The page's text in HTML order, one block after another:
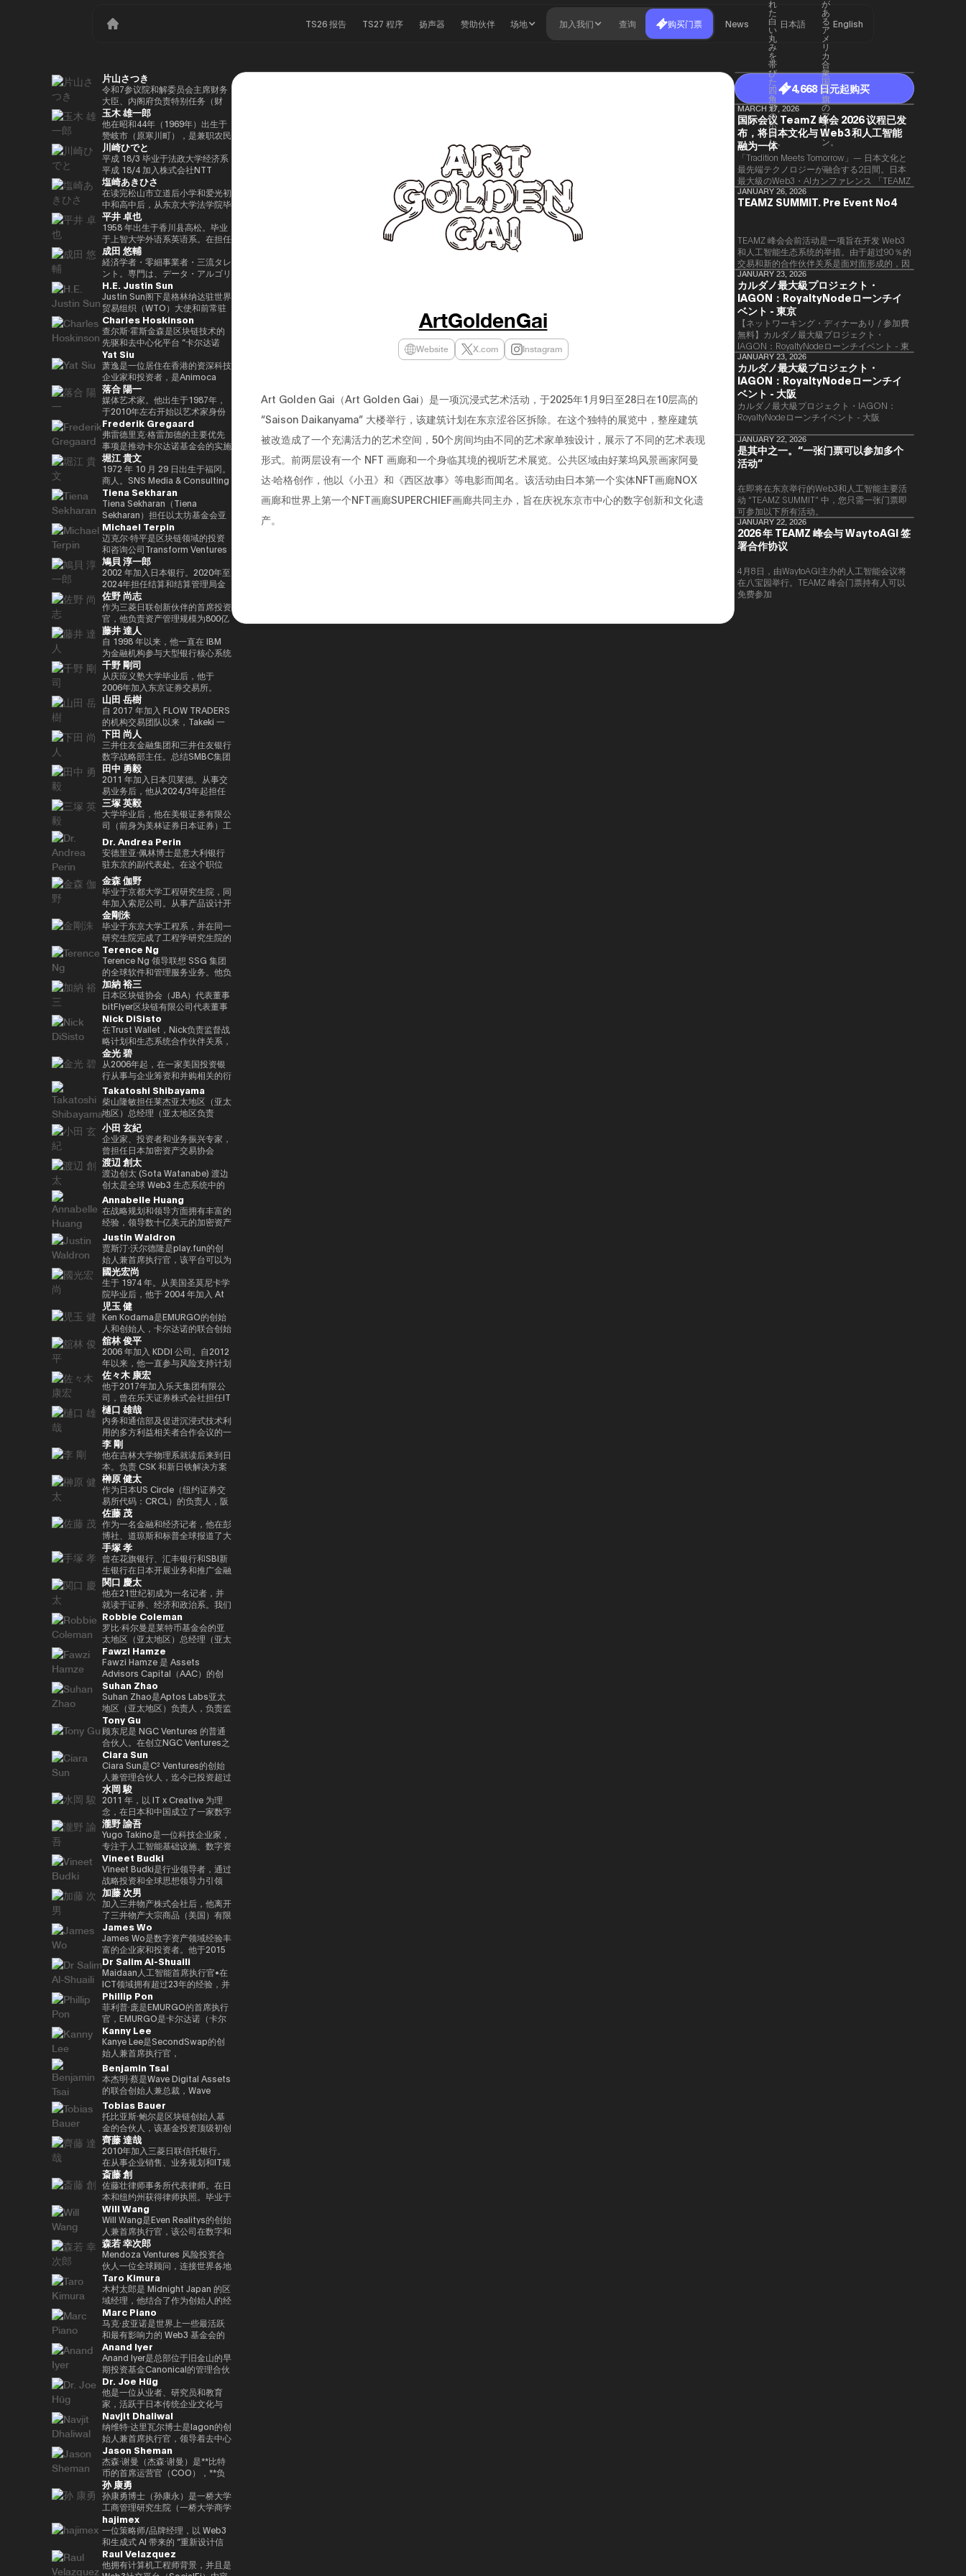
TS26 报告 TS27 程序 扬声器 赞助伙伴 场地 加入我们 查询 购买门票 News 日本語 English
片山さつき
令和7参议院和解委员会主席财务
大臣、内阁府负责特别任务（财
政）税收特别措施和补贴审查的部
长（高志内阁）
玉木 雄一郎
他在昭和44年（1969年）出生于
赞岐市（原寒川町），是兼职农民
的长子，他于昭和63（1988）毕
业于高松高中，平成5年（1993
年）毕业于东京大学法学院，同年
加入财政部 ※1 平成9年（1997
年），在平成完成哈佛大学研究生
院（肯尼迪学院）Isei
17（2005），正在竞选第 44 届
众议院选举。在获得70,177张选
票但以浪人身份失败了4年之后，
他在第45届众议院选举中获得了
109,863张选票，在平成
24（2012）第46届众议院选举中
获得79,153张选票，赢得第二个
任期，在平成26（2014）第47届
众议院选举中获得78,797张选
票，并在平成28（2016）民主党
竞选第三个任期进步党代表选举。
他被任命为该党代理秘书长，在平
成29年（2017年）的第48届众议
院选举中获得82,345张选票，并
当选第四任期（由香川县第二区希
望党正式批准），并竞选希望党联
合代表选举。希望党代表（11
月-）平成30年（2018年）全国民
主党联合代表（5月至9月）全国
民主党代表（9月〜）新国民民主
党通过令和2（2020）支部党成立
并成为代表（9月）（9月），在
令和3（2021）第49届众议院选
举的第49届众议院选举中获得
94,530张选票，当选为众议员到
目前为止，第 5 学期
2025.05.01。8月财政部（现为财
务部）在职1997/7至1999/6借调
至外务省（中东第一司）
20007/2001/6 金融厅证券交易监
督委员会 2001/7 至 2002/6 国税
厅大阪国税局总务科科长 2002/7
至 2005/6（负责特别任务的部长
官专家）2005/7 至 2005/8 财政
部首席审计局
川崎ひでと
平成 18/3 毕业于法政大学经济系
平成 18/4 加入株式会社NTT
DOCOMO 平成 29/8 众议院议员
川崎二郎秘书 玲和 3/10 在第 49
届众议院大选中首次当选 玲和
6/10 在第50届众议院大选中连任
玲和 6/11 内务通信国会副大臣
（第二届石原内阁） Reiwa 7/10
数字部长议会副部长、内阁府议会
副部长（第一届高中内阁） 玲和
8/2 数字部长议会副部长、内阁府
议会副部长（第二届高中内阁）
塩崎あきひさ
在读完松山市立道后小学和爱光初
中和高中后，从东京大学法学院毕
业后，他是长岛/小野/常松律师事
务所的合伙人律师。2021年，他
在众议院大选（爱媛县第一区）中
首次当选。前国会卫生、劳工和福
利部副部长。在党内，在经历过副
秘书长的经历后，他成为国会对策
委员会副主席。情报战略部、科
学、技术和创新战略部以及
AI/Web3小组委员会的秘书负责
人。
平井 卓也
1958 年出生于香川县高松。毕业
于上智大学外语系英语系。在担任
电通株式会社、西日本广播公司等
公司的总裁兼代表董事后，他在
2000年的第42届众议院选举中首
次当选。从那时起，他已经连续
10次当选。他先后担任过自民党
经济、工业和总务部主席、政治事
务研究委员会副主席、内阁府（负
责信息技术）大臣、国土、基础设
施、运输和旅游、内阁常务委员会
主席等职务，并以自民党信息技术
战略和特别任务委员会主席的身份
领导自民党的信息技术政策。平成
30/10年第四届安倍改组内阁中任
命了信息技术大臣和负责特殊任务
（科学和技术/知识产权战略/酷日
本战略/太空政策）的部长。负责
数字改革的部长在Reiwa 2的须贺
内阁中就职。第一任数字事务部长
在Reiwa 3就职。现任自民党公共
关系部主任兼数字社会促进部经
理。
成田 悠輔
経済学者・零細事業者・三流タレ
ント。専門は、データ・アルゴリ
ズム・ポエム・思想を組み合わせ
たビジネスと公共政策の想像とデ
ザイン。多分野の学術誌・学会に
研究を発表、多くの企業や自治体
と共同事業を行う。報道・討論・
お笑い・アート・ファッションな
ど多様な動画や雑誌の企画や出演
にも関わる。著書『22世紀の資
本主義：やがてお金は絶滅する』
『22世紀の民主主義：選挙はア
ルゴリズムになり、政治家はネコ
になる』、番組「成田悠輔と愛す
べき非生産性の世界」「夜明け前
のPLAYERS」「成田悠輔の聞か
れちゃいけない話」「walk」
「書く気がおきない」など。
H.E. Justin Sun
Justin Sun阁下是格林纳达驻世界
贸易组织（WTO）大使和前常驻
代表，世界领先的区块链和
DAOTRON的创始人，以及全球
最大的加密货币交易所之一HTX的
顾问。 他也被称为阿里巴巴创始
人马云培育的人，成为 2025/4 年
全球数字资产行业最著名和最有影
响力的人物之一，登上了《福布
斯》杂志的封面。 此外，它在国
际上获得了高度赞誉，例如多次入
选福布斯 “30岁以下30人（消费技
术部门）”。 2025/8 年，我登上
了 “蓝色起源 NS-34” 任务，并作
为世界上第 712 位宇航员前往太
空。 他的兴趣涵盖科技、投资、
艺术、慈善、游戏和太空探索。
Charles Hoskinson
查尔斯·霍斯金森是区块链技术的
先驱和去中心化平台 “卡尔达诺
（卡尔达诺）” 的创始人。他最初
是以太坊的联合创始人之一，在数
学逻辑和密码学方面有着深厚的背
景。卡尔达诺的特点是在学术研究
和同行评审的基础上开发的，旨在
促进金融普惠和智能合约。目前，
他以输入输出全球（IOG）首席执
行官的身份领导卡尔达诺的技术开
发。
Yat Siu
萧逸是一位居住在香港的资深科技
企业家和投资者，是Animoca
Brands的联合创始人兼执行主
席。Animoca Brands是区块链和
游戏领域的全球领导者，其使命是
为全球游戏玩家和互联网用户提供
数字产权。通过这样做，我们的目
标是实现一个更公平的数字框架，
这将有助于建立新的资产类别、边
玩边赚的经济和开放的元宇宙。
Yat 于 1990 年在德国雅达利开始
了他的职业生涯。1995年，他移
居香港，创立了香港
Cybercity/Freenation，这是亚
洲第一个免费网页和免费电子邮件
服务提供商。1998 年，他创立了
Outblaze，该公司被公认为多语
言白标网络服务的先驱。
Outblaze的消息业务于2009年被
出售给了IBM，然后Outblaze转
变为孵化器，旨在促进在数字娱乐
领域开发服务和产品的项目和公
司。Animoca Brands就是这样一
家孵化公司，它成立于2014年。
2017 年，我们建立了道尔顿学习
实验室，这是一个课后数字实验
室，旨在培养发散思维和设计思维
等技能，而这些技能在传统教育体
系中并不受到重视。他还是
ThinkBlaze的创始人，
ThinkBlaze是Outblaze的研究部
门，负责研究技术中具有社会意义
的问题。自2018年以来，Yat一直
是游戏行业使用区块链和NFT（不
可替代代币）的早期支持者。人们
认为，这将使游戏玩家能够真正拥
有游戏中的资产和数据，进而拥有
价值本身。Yat 对去中心化应用程
序和数字资产的潜力有了清晰的认
识，很快带领 Animoca Brands
在区块链、游戏、NFT 和开放的
元宇宙中占据了领导地位。
Animoca Brands已经开发了多个
以NFT为中心的子公司和产品组，
还投资了540多家区块链相关公
司，以建立世界上最大的区块链投
资组合之一。迄今为止，Yat先生
获得了许多荣誉，并被世界经济论
坛选为 “明日全球领袖” 之一，在
DHL/SCMP大奖中被选为 “年度青
年企业家”，并被Cointelegraph
评选为 “区块链行业值得关注的
100位人物”。此外，Yat先生是一
位接受过古典音乐正规培训的音乐
家，曾担任BAFTA（英国电影电
视艺术学院）的顾问委员会成员和
亚洲青年管弦乐团的董事会成员。
如有必要，可以准备更自然、更精
致的日语版本来介绍演讲者。
落合 陽一
媒体艺术家。他出生于1987年，
于2010年左右开始以艺术家身份
工作。她的作品以物化、转型和对
边界地区群众的钦佩为主题。筑波
大学/东京大学副教授，2025年日
本国际博览会（大阪/关西世博
会）主题项目制作人。写真集《渴
望弥撒（2019年阿曼那）》和
NFT作品《波浪的再数字化
（2021年基金会）》等获得了
2016年PrixarElectronica荣誉
奖、欧盟的StartsPrize和2019年
SXSWCreative
ExperienceArrowardsCreative
ExperienceArrowards。《阿波
罗》杂志40岁以下40位艺术与科
技，亚洲数字艺术奖卓越奖，以及
日本媒体艺术节艺术部评审委员会
推荐的许多作品。
Frederik Gregaard
弗雷德里克·格雷加德的主要优先
事项是推动卡尔达诺基金会的实施
战略，领导每项使命的整合和执
行，并实现快速价值创造，以使用
卡尔达诺实现包容性和公平的增
长。在加入基金会之前，他在瑞士
和斯堪的纳维亚国家工作了17年
以上，在专业服务和金融行业工
作，专注于资本市场、数字资产管
理、私人银行和交易基础设施。
堀江 貴文
1972 年 10 月 29 日出生于福冈。
商人。SNS Media & Consulting
Co., Ltd. 的创始人目前，他们活
跃于火箭开发、应用生产以及作为
预防医学促进协会对人们进行预防
医学教育等各个领域。会员制在线
沙龙 “堀江隆文创新大学（HIU）”
正在开发各种项目，拥有近700名
会员。
http://salon.horiemon.com 这
本书《如果你花钱，就用它来保护
自己的身体》。“CHATGPT 与
“没有未来工作的人”、“2035 年日
本堀右卫门在 10 年后对未来的完
整预测” 等
Tiena Sekharan
Tiena Sekharan（Tiena
Sekharan）担任以太坊基金会亚
太地区（APAC）地区机构负责
人，并通过促进企业领域的采用来
领导以太坊生态系统的发展。他的
职业生涯始于传统金融行业，曾担
任雷曼兄弟、法国巴黎银行和摩根
大通等重要职位。在加入以太坊基
金会之前，我属于摩根大通的区块
链部门KineXYS，负责推广摩根大
通硬币和代币化存款等产品。
Michael Terpin
迈克尔·特平是区块链领域的投资
和咨询公司Transform Ventures
的创始人兼首席执行官，同时也是
Supercycle Genesis Partners,
LP的首席执行官兼首席投资官
（CIO）。该基金是世界上第一个
专门研究比特币的算法加密资产对
冲基金，它建立了一个投资假设，
即比特币每个周期都以高价出售，
并以最低价格回购更多比特币。
Turpin是一位经验丰富的高管，作
为连续创业者和投资者活跃了超过
35年，并成功退出多次。基于这
一往绩，成立了位于波多黎各的家
族办公室Transform Capital。他
也被称为比特币的早期投资者和思
想领袖（思想领袖），他参与了包
括以太坊和泰达币在内的重大区块
链项目的初始营销和咨询。由于这
些成就，它被CNBC称为 “加密教
父（加密教父）”。BitAngels 于
2013 年共同创立，BitAngels
Fund 1 于 2014 年共同创立。该
基金以以太坊众筹中以每枚代币
30美分的价格投资100万美元而闻
名。图尔平也是2015年开发了 “比
特币四季模型（比特币的四季）”
的人，他于2024年由天马出版社
出版的《比特币超级周期》一书获
得了高度赞誉，并因准确预测
2024/11年初比特币的历史高点更
新而受到关注。在进入数字资产领
域之前，他创立了Market
Wire（现为GlobeNewsWire）。
该公司目前是阿波罗环球管理旗下
的一个业务部门，规模约为5亿美
元。此外，作为消费互联网早期营
销的先驱，他参与了数十个著名互
联网品牌的发展，首先是The
Motley Fool、America Online
Greenhouse和Earthlink的推出。
作为教育背景，她获得了纽约州立
大学布法罗分校的创意写作硕士学
位。他获得了雪城大学的两个学士
学位，自2000年以来，他还曾在
同一所大学担任著名的纽豪斯公共
传播学院的顾问委员会成员。此
外，Turpin被认为是波多黎各比特
币和加密资产社区的先驱，并于
2016年初获得了该领域的第一份
投资者优惠认证（《投资者法
令》）。
鳩貝 淳一郎
2002 年加入日本银行。2020年至
2024年担任结算和结算管理局金
融科技小组负责人。2024-2025
年，金融科技中心副主任兼数字货
币验证组负责人。他从 2025/7 年
起被借调，目前担任现任职务。自
2025/4以来，他一直是东京大学
经济学研究生院CARF的受邀研究
员。翻译内容包括 “比特币和区块
链：支持加密货币的技术”（NTT
Publishing）和 “掌握以太坊——
构建智能合约和去中心化应用程
序”（O'Reilly Japan）。合著了
《Web3的未解决问题》（日经英
国石油公司）和《13人对Web3加
密资产的未来预测》（朝日新闻出
版社）。
佐野 尚志
作为三菱日联创新伙伴的首席投资
官，他负责资产管理规模为800亿
日元的基金中的创业投资和业务发
展，主要是在日本、美国和亚洲。
在加入MUIP之前，他曾在独立风
险投资公司Global Brain参与国内
和国际创业投资和CVC管理。在
此之前，他在索尼担任品类经理，
经营海外业务，负责为技术投资和
合资设立以及零售能源业务等新业
务项目提供资金。
藤井 達人
自 1998 年以来，他一直在 IBM
为金融机构参与大型银行核心系统
开发和咨询服务。在微软工作后，
他参与了三菱日联金融集团的创新
业务并领导了DX项目。在AU
Financial Holdings担任执行官、
首席数字官和IT总经理以及微软的
业务执行官兼金融创新部门经理之
后，他目前担任现任职务。通用公
司协会 FINOVATORS 成立。
2021年被任命为日本区块链协会
理事。毕业于同志社大学，在东京
大学完成了第17次EMP。
千野 剛司
从庆应义塾大学毕业后，他于
2006年加入东京证券交易所。
2008年金融危机后，他参与了债
务违约管理流程改进项目，领导了
日本证券清算组织的场外衍生品
（信用违约互换和利率互换）结算
项目，并负责日本交易所集团清算
结算领域的业务规划。自2016年
以来，我一直在PWCJapan首席
执行官办公室（企业规划）支持领
导团队的战略讨论。2018/7年，
他加入了运营全球加密资产交易所
Kraken的Payward, Inc.（美
国），并为金融服务局的注册做出
了贡献。从2020/3年起，他就任
公司在日本的代表。2022/7 年，
他就任币安驻日本代表。完成了牛
津大学工商管理硕士（MBA）学
位。
山田 岳樹
自 2017 年加入 FLOW TRADERS
的机构交易团队以来，Takeki 一
直为机构投资者提供流动性服务，
通过大宗交易覆盖包括 ETF、国
际债券及数字资产在内的多种资产
类别，工作地点涵盖新加坡及香
港。 他同时负责日本业务的整体
发展，与日本国内的机构投资者、
ETF 发行方、交易平台、证券交
易所以及加密资产交易所保持密切
合作。 FLOW TRADERS 已连续
多年获得东京证券交易所颁发的
“最佳做市商”奖项。作为一家上市
公司，FLOW TRADERS 亦积极参
与包括现货加密资产及加密资产
ETF 在内的数字资产流动性提
供，致力于连接传统金融与数字资
产行业。
下田 尚人
三井住友金融集团和三井住友银行
数字战略部主任。总结SMBC集团
在数字资产方面的工作。日本银行
结算与结算服务局顾问，任期至
2025/6。结算与结算管理局利用
新技术（Project Agora等）参与
规划和推广先进的结算项目，以及
关于人工智能对金融系统的影响的
国际研究。他还参与了各种国际政
策讨论机构，例如国际清算银行结
算市场基础设施委员会
（CPMI）、七国集团数字支付专
家组（2023年联席主席）、金融
稳定委员会（FSB）创新网络和
BIS/中央银行CBDC小组。在日本
银行，他还先后担任过长崎分行经
理、香港办事处经理、金融机构局
国际科科长（负责巴塞尔监管）、
国际局规划师等职务。在财务省，
他作为国际组织司的规划官负责国
际金融（FATF、FSB等）。毕业
于一桥大学法学院。我在哈佛大学
攻读了计算机科学专业 AI。
田中 勇毅
2011 年加入日本贝莱德。从事交
易业务后，他从2024/3年起担任
贝莱德全球市场经理，负责监督交
易、证券借贷和现金管理。他还曾
在日本的数字战略领域工作。自
2025 年 1 月起，他还担任全球产
品解决方案部，负责监督同一部门
的过渡管理。
三塚 英毅
大学毕业后，他在美银证券有限公
司（前身为美林证券日本证券）工
作，在法国巴黎银行证券有限公司
担任多个职位后，他成为全球市场
管理部的首席运营官。在Web3公
司Animoca Brands Co., Ltd.成
立时担任首席运营官后，他自
2024/3年以来一直担任现任职
务。
Dr. Andrea Perin
安德里亚·佩林博士是意大利银行
驻东京的副代表处。在这个职位
上，我负责日本、韩国、台湾、澳
大利亚和新西兰的经济政策讨论和
宏观经济和金融趋势的分析。我们
还努力通过与当地金融和监管机
构、机构投资者和商界的对话，增
进对意大利经济的理解，进一步加
强两国之间的经济和金融关系。他
在中央银行、银行监管机构以及包
括欧洲中央银行（ECB）和欧洲投
资银行（EIB）在内的国际金融机
构拥有超过15年的经验，在金融
监管、治理和合规方面拥有深厚的
专业知识。我获得了罗马托尔维加
塔大学关于健全监管和监管机构制
裁权限的法学博士学位。
金森 伽野
毕业于京都大学工程研究生院，同
年加入索尼公司。从事产品设计开
发、产品策划和营销工作。之后，
我以互联网证券和经验丰富的客户
体验、CX策略推广等方式推出了
一项新的金融科技业务。于2022
年加入索尼银行，目前正在以索尼
银行DX业务规划经理的身份推广
与Web3相关的新业务规划。
金剛洙
毕业于东京大学工程系，并在同一
研究生院完成了工程学研究生院的
课程。加入花旗证券有限公司，从
事日本政府债券和利率衍生品的交
易业务。之后，他加入了松尾实验
室株式会社，一直负责机器学习项
目的规划、PoC 和开发。他于
2022年就任公司董事，还成立了
一个专门研究生成式人工智能的新
风险投资基金。
Terence Ng
Terence Ng 领导联想 SSG 集团
的全球软件和管理服务业务。他负
责推动战略性微软云解决方案提供
商 (CSP) 计划，并与微软合作推
进整体相关服务解决方案。他在安
全、软件、云和人工智能生态系统
领域领导全球市场的重要战略合作
伙伴关系和销售。 自2011年加入
联想以来，Terence Ng领导了联
想与安全、娱乐、电子商务和金融
科技等领域的领先互联网公司的全
球合作伙伴关系。它还促进了
AR/VR的战略合作伙伴关系。
Terence Ng 在索尼电子、惠普、
Navteq 公司和诺基亚等领先科技
品牌的营销、产品开发和业务开发
方面拥有 20 多年的经验。他在技
术行业的领先业务战略方面有着良
好的记录。 Terence Ng 拥有新加
坡南洋理工大学的商业研究学士学
位。他目前居住在新加坡，是区块
链和人工智能技术的狂热粉丝。
加納 裕三
日本区块链协会（JBA）代表董事
bitFlyer区块链有限公司代表董事
高盛证券有限公司等，他在
2014/1年共同创立了bitFlyer有限
公司。 自bitFlyer成立以来，它一
直在努力就国内法律的修订提出建
议，制定自我监管规则等，并先后
担任加密资产（虚拟货币）交易公
司bitFlyer USA, Inc.的首席执行官
和bitFlyer EUROPE S.A.的董事
长，从全球角度为加密资产（虚拟
货币）交易所行业的发展做出了贡
献。目前，除了担任成立于
2019/5年的bitFlyer区块链有限公
司的代表董事外，他还担任日本区
块链协会（JBA）的代表董事、一
般注册协会日本元界顾问、
ISO/TC307全国审议委员会代表
委员会成员和国防部意见领袖。
他们还以专家身份参加了2018年
七国集团就业创新部长级会议、
2019年G20/V20虚拟资产服务提
供商峰会以及由内阁秘书处主办的
公私数据利用促进基本计划执行委
员会等，并雄心勃勃地致力于
web3行业的发展。
Nick DiSisto
在Trust Wallet，Nick负责监督战
略计划和生态系统合作伙伴关系，
这些举措和生态系统合作伙伴关系
对该平台的增长和用户体验至关重
要。 他的努力涵盖了广泛的重要
领域，例如DeFi合作伙伴关系、
法定货币开/关通道、MEV（最大
提取价值）措施和核心基础设施合
作伙伴关系，旨在为全球数百万用
户提供更易于使用、安全和可扩展
的加密资产。Nick 正在用户体验
和区块链技术的交叉点推动创新，
同时与产品、安全、工程和营销等
各个部门密切合作。Nick 专注于
“将代码转化为现实世界的价值”，
正在将自托管钱包发展为下一代金
融基础设施方面发挥作用，并正在
塑造其未来。
金光 碧
从2006年起，在一家美国投资银
行从事与企业筹资和并购相关的衍
生结构设计工作达10年。2016年
加入bitFlyer有限公司后，他曾担
任首席财务官和公关，负责与金融
监管相关的系统开发。自2022年
以来，他一直负责新业务，目前是
集团首席采购官。从2025年起担
任Custodiem有限公司的董事，
他推动了国内加密资产ETF的形成
项目等。
Takatoshi Shibayama
柴山隆敏担任莱杰亚太地区（亚太
地区）总经理（亚太地区负责
人）。它监督为Web3行业和机构
投资者提供数字资产安全解决方案
的情况。到目前为止，他作为分析
师和投资者一直活跃在企业振兴和
不良投资领域超过17年。在摩根
大通和高盛等投资银行开始职业生
涯后，他加入了美国对冲基金戴维
森·肯普纳资本管理公司。之后，
他与他人共同创立了总部位于新加
坡的投资基金3D Investment
Partners。此外，在为数字资产提
供抵押管理和托管服务的
Copper，他曾担任亚太地区收入
经理（亚太区收入主管），并领导
了公司在亚太地区的业务增长。
小田 玄紀
企业家、投资者和业务振兴专家，
曾担任日本加密资产交易协会
（JVCEA）的代表董事（主
席）、SBI Holdings的董事总经
理和Bitpoint Japan Co., Ltd的
代表董事。自2001年成立自己的
公司以来，我们已经开展了各种业
务。2016年，他创立了加密货币
交易所Bitpoint并成为其首席执行
官。2019年，他被世界经济论坛
选为全球青年领袖。
渡辺 創太
渡边创太 (Sota Watanabe) 渡边
创太是全球 Web3 生态系统中的
先驱力量，也是日本最具影响力的
科技企业家之一。作为 Startale
Group 的创始人兼 CEO，渡边致
力于构建去中心化互联网的基础设
施，其核心使命是“将世界带入链
上（bringing the world
onchain）”。 渡边因领导日本最
大的公共区块链 Astar Network
而声名鹊起，该网络已成为日本
Web3 基础设施的基石。渡边职业
生涯的一个重要里程碑是与索尼集
团合作，通过 Sony Block
Solutions Labs 共同开发了以太
坊二层（Layer-2）区块链——
Soneium。这一举措将日本的区
块链技术定位在消费娱乐、人工智
能和大众普及的交汇点。 在代币
化数字资产和现实世界金融领域，
渡边主导了与 SBI Holdings 的战
略合作伙伴关系，以推进创新基础
设施建设，其中包括完全合规的日
元稳定币，以及针对代币化股票和
现实世界资产（RWA）优化的区
块链开发。
Annabelle Huang
在战略规划和领导方面拥有丰富的
经验，领导数十亿美元的加密资产
平台
Justin Waldron
贾斯汀·沃尔德隆是play.fun的创
始人兼首席执行官，该平台可以为
每款游戏提供即时的真实奖励。此
外，除了作为Playco的联合创始
人兼总裁外，我们还投资于有前途
的日本初创企业，这些初创公司有
望作为涩谷区政府发起的涩谷创业
支持计划的顾问以及X&KSK的合
作伙伴。 他还以天使投资者的身
份活跃，投资了60多家公司，尤
其以Zynga的联合创始人而闻名。
2021年，它被《商业内幕》选为
“前100名种子投资者” 之一。
國光宏尚
生于 1974 年。从美国圣莫尼卡学
院毕业后，他于 2004 年加入 At
Movie Co., Ltd.同年，他就任导
演，负责制作电影和电视剧以及开
展新业务。龟尾株式会社成立于
2007年，担任总裁兼首席执行官
一职。他于2021年从公司退休，
成为金融家有限公司的代表董事兼
首席执行官，该公司于2019年与
ThirdVerse有限公司共同成立。
他的书是《元界与网络3》（MDN
公司）。
児玉 健
Ken Kodama是EMURGO的创始
人和创始人，卡尔达诺的联合创始
人之一，也是世界领先的区块链平
台之一。凭借在加密货币和区块链
领域超过十年的经验，他通过深厚
的专业知识和长期愿景考虑了该行
业的发展。他的使命是通过区块链
技术重新定义信任和价值的概念，
加速实现下一代金融创新。Ken总
部设在新加坡，领导EMURGO考
虑发展全球金融价值链，并考虑加
入专注于技术和创新投资的风险投
资基金Taisu Ventures的投资委
员会。
舘林 俊平
2006 年加入 KDDI 公司。自2012
年以来，他一直参与风险支持计划
KDDI_Labo、风险投资基金和
KDDI开放创新基金，主要负责体
育、娱乐、XR和Web3领域的投
资和联盟。自2025/4以来，他一
直担任现任职务。
佐々木 康宏
他于2017年加入乐天集团有限公
司，曾在乐天证券株式会社担任IT
部门经理兼金融科技部副总经理，
自2018/9以来一直担任该公司的
现任职务。目前，正在推广各种措
施，以帮助提高整个国内加密资产
行业的安全水平。毕业于东京工业
大学研究生院。
樋口 雄哉
内务和通信部及促进沉浸式技术利
用的多方利益相关者合作会议的一
名成员在大学毕业后在一家信用卡
公司找到了一份工作。我在 2006
年转到了雅虎，在制定业务战略和
负责媒体和广告领域的支付/银行
服务方面积累了丰富的经验。他被
借调到日本网络银行（现为
PayPay银行），启动了商业金融
服务，并从事企业管理和营销业
务。他还负责Megabank和雅虎之
间的数字营销子公司（JV）的董
事。之后，他在DeNA和
MobilityTechnologies（现为
GO）从事MaaS业务，并参与了
GO的发布阶段。实施了多个项目
负责人。2021年加入NEC后，他
负责新的数字服务业务，例如
web3、生物识别、元宇宙和秘密
计算。
李 剛
他在吉林大学物理系就读后来到日
本。负责 CSK 和新日铁解决方案
的思科网络的设计和建设。2009
年，他创立了网星并担任总裁兼首
席执行官一职。自成立以来，它一
直专注于国际通信网关业务，并一
直在利用支付x技术的力量进行市
场创造和行为创新。
榊原 健太
作为日本US Circle（纽约证券交
易所代码：CRCL）的负责人，阪
木原健太负责监督日本的业务战略
和市场发展。它促进了国内合作伙
伴关系的建设和生态系统的扩展，
并领导了USDC的国内扩张，这是
日本新监管框架下批准的第一个稳
定币。在加入 Circle 之前，他曾
在 Google Payments 担任合作
伙伴关系和业务发展方面的领导职
务。他促进了与代表日本的支付和
金融科技公司的战略联盟，除了负
责产品合作和市场战略规划外，他
还领导了澳大利亚和新西兰的市场
发布。此外，它领导了日本金融科
技公司的收购和采购经理人指数
（收购后整合），为加强谷歌在金
融科技领域的影响力做出了贡献。
在此之前，他负责监督美洲的全球
现金管理平台，并在三井住友银行
和JRI America（纽约）向巴西市
场扩张。他在传统金融和技术方面
拥有丰富的经验。获得欧洲工商管
理学院工商管理硕士学位。毕业于
南山大学政策管理学院。
佐藤 茂
作为一名金融和经济记者，他在彭
博社、道琼斯和标普全球报道了大
约18年的金融市场和大宗商品领
域。他作为日本CoinDesk的创始
成员参与了此次发布会，并担任了
4年的主编。他于2025/1年加入日
本超级队，担任业务发展支持经
理，自2026/1年以来一直担任现
任职务。
手塚 孝
曾在花旗银行、汇丰银行和SBI新
生银行在日本开展业务和推广金融
IT项目。之后，他监督了谷歌日本
的销售，并以字节跳动
（TikTok）副总裁的身份领导了
日本的业务增长。目前，作为
Startale Japan的首席执行官兼首
席执行官，他正在促进在日本市场
商业中使用区块链技术。
関口 慶太
他在21世纪初成为一名记者，并
就读于证券、经济和政治系。我们
与Kabutocho、Kasumigaseki和
Nagatacho一起从多角度报道金
融和市场。自 2020 年起担任金融
科技编辑。自25年起担任《日经
财经》副主编。合著了《加密货币
泡沫》和《NFT 教科书》。
Robbie Coleman
罗比·科尔曼是莱特币基金会的亚
太地区（亚太地区）总经理（亚太
地区负责人）。自2017年以来，
该非营利组织一直专注于莱特币
（LTC）的推广、开发和生态系统
的发展。Robbie在数字资产/加密
资产（加密）领域工作了11年，
并支持了全球交易所、钱包、隐私
工具以及莱特币基金会活动之外的
各种项目的建立、共同创立和启
动。作为亚太区总经理，Robbie
负责与该地区的机构投资者、监管
机构和政府建立关系并扩大莱特币
的影响力。此外，他还代表莱特币
出席会议、峰会和媒体，除了在工
作量证明峰会、AusCrypto、区
块链中心和莱特币峰会上发表主题
演讲外，他还出现在CIS、Token
2049等的炉边和小组讨论会上。
此外，在Web3邻近区域，他共同
创立了马来西亚新银行（收购）和
电子钱包。此外，他还曾在多家初
创企业担任金融科技、医疗技术、
人工智能企业等战略顾问的重要职
务。
Fawzi Hamze
Fawzi Hamze 是 Assets
Advisors Capital（AAC）的创
始人兼董事长。AAC 是一家国际
投资与咨询控股集团，在东京与阿
联酋之间开展业务。AAC 负责管
理一系列专业机构的投资组合，业
务涵盖房地产投资、金融咨询、数
字资产基础设施以及科技创业项
目，致力于为希望在亚洲和海湾地
区获得结构化投资机会的国际投资
者和机构提供支持。 Hamze 在国
际金融和跨境交易领域拥有超过
15年的经验，与参与全球资本配
置和战略投资项目的私人投资者、
家族办公室以及机构合作伙伴保持
密切合作。 他的工作重点在于传
统资本市场与新兴数字基础设施的
融合，包括现实世界资产
（RWA）框架、基于区块链的投
资平台，以及机构进入不断发展的
Web3 生态系统的通道。 Hamze
还经常参与国际金融科技和 Web3
领域的讨论，围绕全球资本市场未
来架构以及区块链技术如何融入受
监管的金融体系发表见解。
Suhan Zhao
Suhan Zhao是Aptos Labs亚太
地区（亚太地区）负责人，负责监
督Aptos的区域战略、业务增长和
战略合作伙伴关系，Aptos是一款
面向机构投资者的高性能公共第一
层区块链。在加入Aptos Labs之
前，他在Ripple Labs领导了亚太
地区的重大战略合作伙伴关系和市
场网络扩张，并在与金融机构、银
行和企业公司密切合作的同时，促
进了区块链的社会实施和传播。在
他职业生涯的早期，他曾在摩根大
通和标普环球工作，并在新加坡和
伦敦积累了企业银行和大宗商品市
场的专业知识。
Tony Gu
顾东尼是 NGC Ventures 的普通
合伙人。在创立NGC Ventures之
前，他是跨境收购咨询公司
Rhodium Capital的普通合伙
人。Tony专注于北亚国家的大规
模收购交易，并在科技、金融服务
和消费领域完成了多笔交易，总交
易额超过10亿美元。
Ciara Sun
Ciara Sun是C² Ventures的创始
人兼管理合伙人，迄今已投资超过
150万美元，专注于帮助开发人员
构建和扩展下一代Web3应用程
序。在成立C² Ventures之前，他
曾担任火币集团副总裁，负责监督
全球业务发展、全球市场、机构投
资者部门、合作伙伴关系、区块链
项目上市、孵化和投资部门。作为
区块链领域的领先女性领导者，
Ciara受邀参加世界各地的活动。
她在推特上拥有超过20万粉丝，
她被描述为 “来自亚洲的全球女性
加密货币领袖”。她还是性别平等
的坚定支持者，并成立了非政府组
织 “Women Who Crypto”。
水岡 駿
2011 年，以 IT x Creative 为理
念，在日本和中国成立了一家数字
营销机构。2017年，他与他人共
同创立了定制手表制造商
UNDONE JAPAN。被任命为总裁
兼首席执行官。他还担任多家公司
的技术顾问。 2019/11 年，
UPBOND Co., Ltd. 成立。被任命
为总裁兼首席执行官。该公司提供
了一款Web3钱包 “UPBOND钱
包”，它实现了消费者可以轻松使
用的用户界面/用户体验。此外，
我们正在与在知识产权行业、建筑
行业、零售行业等领域开展先进举
措的大型公司认真推进一项利用
Web3 的共同创造项目。
瀧野 諭吾
Yugo Takino是一位科技企业家，
专注于人工智能基础设施、数字资
产和下一代金融系统的融合领域。
2025/6年，我就任艾尔有限公司
（东京证券交易所：2334）的总
裁兼首席执行官。目前，该公司正
在发展成为一个以人工智能计算基
础设施和加密原生金融服务为中心
的技术平台。此外，我们正在推广
人工智能时代的新金融平台 “Neo
Crypto Bank” 的概念，我们的目
标是整合加密资产资金管理、贷款
基础设施和可编程金融应用程序。
展望人工智能代理参与经济活动的
未来，我们正在努力建立基于区块
链的下一代金融基础设施。
Vineet Budki
Vineet Budki是行业领导者，通过
战略投资和全球思想领导力引领
Web3行业的增长。 作为专门从事
1亿美元加密资产的基金Sigma
Capital的首席执行官，他设定了
在对去中心化生态系统的坚定承诺
下，在3年内投资100多家区块链
初创公司的目标。到目前为止，投
资组合包括300多个项目，包括
Mysten Labs（Sui）、Gunzilla
和Peaq Network，这些项目显示
了对变革性技术的敏锐见解。除了
提供资金外，Budki还是一位享誉
全球的演讲者，曾在世界经济论坛
和币安区块链周等国际活动中登
台。他对市场趋势和区块链传播的
看法引起了《泰晤士报》、
《CoinDesk》和《中东企业家》
等主要媒体的关注。此外，通过社
交媒体上的积极沟通，其影响力进
一步扩大。它强调Web3的长期潜
力，而不是短期利润，并正在促进
对重新定义世界应有方式的初创企
业的投资。 基于 “Web3 是未来”
的坚定信念，Budki 是去中心化技
术发展的重要推动力。**Vineet
Budki（Vineet Budki）**是一位
行业代表，他通过战略投资和全球
思想领导力推动Web3领域的增
长。 作为专门从事1亿美元加密资
产的基金Sigma Capital的首席执
行官，他设定了在对去中心化生态
系统的坚定承诺下，在3年内投资
100多家区块链初创公司的目标。
到目前为止，投资组合包括300多
个项目，包括Mysten
Labs（Sui）、Gunzilla和Peaq
Network，这些项目显示了对变
革性技术的敏锐见解。除了提供资
金外，Budki还是一位享誉全球的
演讲者，曾在世界经济论坛和币安
区块链周等国际活动中登台。他对
市场趋势和区块链传播的看法引起
了《泰晤士报》、《CoinDesk》
和《中东企业家》等主要媒体的关
注。此外，通过社交媒体上的积极
沟通，其影响力进一步扩大。它强
调Web3的长期潜力，而不是短期
利润，并正在促进对重新定义世界
应有方式的初创企业的投资。 基
于 “Web3 是未来” 的坚定信念，
Budki 是去中心化技术发展的重要
推动力。
加藤 次男
加入三井物产株式会社后，他离开
了三井物产大宗商品（美国）有限
公司首席执行官、英国三井物产大
宗商品有限公司首席运营官、三井
物产总部产品市场经理、数字资产
市场专职总监。数字大宗商品总裁
兼首席执行官，三井物产株式会社
企业发展部主任，于2023/12年离
开三井物产株式会社，目前担任现
任职务。熟悉全球大宗商品交易。
James Wo
James Wo是数字资产领域经验丰
富的企业家和投资者。他于2015
年创立了DFG，管理的资产超过
10亿美元。他还是Ledger、
Coinlist、Circle和ChainSafe等
公司的早期投资者。它也被称为
Polkadot和Kusama Network的
早期投资者和支持者，并通过资本
分配、捐赠和对平行链拍卖的积极
支持，继续为生态系统做出重大贡
献。
Dr Salim Al-Shuaili
Maidaan人工智能首席执行官•在
ICT领域拥有超过23年的经验，并
获得了ICT（AI/DX）领域的博士
学位（PhD）•全球人工智能大使
（责任人工智能全球理事会/美
国）•国际全球ICT联合会
（IFCGICT/美国/美国）专业会员
•国际电联认证人工智能审计师
（注册人工智能审计师）•世界人
工智能理事会（加拿大）认证首席
人工智能官（首席人工智能官）)
• 海湾学院董事会（董事会）成员
• 阿曼商会数字经济和人工智能委
员会成员 • GCC（海湾合作）会
议）人工智能项目和人工智能国际
奖评审团成员 • 大学和学术顾问委
员会成员（SQU、AOU、索哈尔
大学）• 在全球首席信息官峰会
（泰国，2022年）上获得数字化
转型激励奖 • 全球首席信息官峰会
（阿塞拜疆，于（2023 年）获得
影响力开拓者奖 • 参与国家级人工
智能项目并促进技术本地化 • 提供
有关人工智能和数据 DX 的专业培
训 • 领导并参与了多个项目与电子
政务、数字化转型、人工有关情报
和第四次工业革命（采矿、智慧城
市、医疗保健、教育、旅游、农
业、物流/运输、风险和危机管
理、媒体领域）• 参加了各种国际
和国内会议、峰会、研讨会和活动
• 作为作者参与研究论文、书籍、
杂志和媒体节目
Phillip Pon
菲利普·庞是EMURGO的首席执行
官，EMURGO是卡尔达诺（卡尔
达诺）区块链的联合创始组织之
一。EMURGO正在促进区块链技
术和资产代币化的商业传播。作为
首席执行官，Philip负责监督
EMURGO的总体战略方向和全球
运营，并领导通过投资、合作伙伴
关系和基础设施开发将传统金融与
区块链连接起来的工作。
Kanny Lee
Kanye Lee是SecondSwap的创
始人兼首席执行官，
SecondSwap是一个去中心化市
场，可以对锁定代币和流动性较低
的资产进行二次交易。 作为首席
执行官，坎耶先生监督
SecondSwap战略愿景和产品开
发的执行，并正在促进创新，以增
加Web3市场的可持续流动性和可
及性。
Benjamin Tsai
本杰明·蔡是Wave Digital Assets
的联合创始人兼总裁，Wave
Digital Assets是一家在美国证券
交易委员会（SEC）注册的数字资
产管理公司。他负责监督公司的产
品开发和交易。他会说三种语言，
母语是虚拟货币，也是传统金融领
域的资深人士。Ben在新加坡美林
大宗商品公司拥有超过15年的高
级领导经验，并曾担任该公司的首
席执行官。此外，在Alliance
Bernstein，他负责监督东京、香
港、新加坡、首尔和台北的盈利分
销团队，领导业务战略。Ben曾投
资并指导过南加州的早期创业公
司。他拥有多个证券执照，并获得
了加州大学伯克利分校的工程学士
学位和加州大学洛杉矶分校安德森
管理学院的工商管理硕士学位。我
目前在同一所大学教授加密货币金
融。
Tobias Bauer
托比亚斯·鲍尔是区块链创始人基
金的合伙人，该基金投资顶级初创
公司并建立企业。他是500家初创
公司、APX、PlugandPlay、纽约
NUMA和Alchemist Accelerator
的创业导师，也是Republic的风
险合伙人。他曾在Chin
Accelerator的投资团队工作，
Chin Accelerator是SOSV在中国
运营的全球精英加速器项目，管理
的资产管理规模超过9.07亿美元。
此外，他在泰国为德国政府工作，
并作为NSTF招聘会的共同组织者
帮助学生建立职业生涯，该博览会
吸引了110万名参观者。过去，我
曾在9个国家的15个城市生活过，
并且精通中文、英语和德语。
Tobias以优异成绩获得了新加坡
国立大学和清华大学的管理学硕士
+CEMS管理硕士学位，以及因斯
布鲁克管理中心和西南财经大学的
管理和法律学士学位。
齊藤 達哉
2010年加入三菱日联信托银行。
在从事企业销售、业务规划和IT规
划之后，金融科技促进办公室于
2016年成立，是三菱日联信托银
行数字战略规划和推广的第一位负
责人。作为 “连续内部企业家（连
续内部企业家）”，他将推出一个
信息银行平台 “Dprime”、一个数
字证券平台 “Progmat”、一个稳
定币平台 “Progmat Coin”、一个
功能性的NFT平台 “Progmat
UT”，以及一个有许多组织成员的
“数字资产共同创造联盟”。2022
年，宣布通过多家金融机构、交易
所和软件公司的投资，数字资产基
础设施业务将成为一家独立公司，
并于2023/10年度成为该公司的代
表。8项专利注册。
斎藤 創
佐藤壮律师事务所代表律师。在日
本和纽约州获得律师执照。毕业于
东京大学法学院和纽约大学法学
院。在西村朝日律师事务所主要从
事金融领域（证券化、基金、衍生
品等）业务之后，目前的办公室于
2015年独立成立。它专门研究
Web3、金融科技、元界和初创公
司。他的书包括《NFT 教科书》
和《提前阅读！元界和非同质化代
币” 等。他曾担任日本区块链协会
顾问、日本STO协会审计师、日
本元界综合公司协会审计师、金融
科技协会资本市场部秘书处、
HashPort审计师和前bitFlyer外部
董事。《海外钱伯斯亚太》、《最
佳律师律师》和《Legal500》均
被评为日本金融科技律师。
Will Wang
Will Wang是Even Realitys的创始
人兼首席执行官，该公司在数字和
物理世界交汇的领域开发下一代显
示型智能眼镜。成立于 2023 年，
Even Reality “技术不应走到最前
沿；它应该悄悄地支持人们的日常
生活。” 它基于以人为中心（以人
为中心）的理念。这一理念也反映
在广受好评的 Even G1 和 G2 显
示屏智能眼镜的设计中。 在这些
产品中，人工智能是实时工作的，
自然会支持重要的对话，创造人们
可以阐明想法、自信地沟通以及专
注于工作和日常生活中的 “当下”
的体验。
森若 幸次郎
Mendoza Ventures 风险投资合
伙人一位全球顾问，连接世界各地
的家族办公室、风险投资公司和科
技公司，以促进下一代人工智能和
Web3 创新。他是门多萨风险投资
公司的风险合伙人，该公司投资于
位于波士顿和旧金山的人工智能、
金融科技和网络安全领域，还担任
总部位于瑞士和非洲的专门从事人
工智能和Web3领域的风险投资公
司CV VC的顾问。目前，他参与
支持全球10多家公司的风险投
资。此外，他还担任联合国：
Block（拉脱维亚）、WAIB摩纳
哥峰会（摩纳哥）、VI3NNA 大会
（奥地利）、世界风险论坛（奥地
利）等区块链和创新领域的国际会
议的大使，并参与连接世界各地创
业生态系统的活动。在2013年完
成哈佛商学院（PLD）学业后，他
获得了研究生资格。
Taro Kimura
木村太郎是 Midnight Japan 的区
域经理，他结合了作为创始人的经
验、企业进入市场 (GTM) 领导层
和国际业务经验。目前，他负责监
督Midnight在日本市场的战略，
并正在促进GTM、企业协作、社
区发展和生态系统传播。在迄今为
止的职业生涯中，我积累了在快速
成长的初创公司和跨国公司的经
验。作为 Mycel 的联合创始人，
他领导了全球 GTM、合作伙伴关
系、投资者支持和下一代互操作性
基础设施协议的运营。在进入
Web3 行业之前，他曾在
LinkedIn 担任全球企业销售总
监，与日本主要跨国公司建立战略
合作伙伴关系，并推动大规模的
SaaS 实施项目。它还参与了生态
系统的发展，例如dYdX、SEI、
EclipseFi和Umi Network。我出
生在日本，在印度尼西亚长大，会
说三种语言：英语、日语和印尼
语。从上智大学毕业后，她在
NTT Communications从事全球
网络运营工作，然后将自己的职业
Marc Piano
马克·皮亚诺是世界上一些最活跃
和最有影响力的 Web3 基金会的
独立董事（独立唱片总监）和顾
问。在数字资产生态系统的顶层，
值得信赖的是，它可以监督治理、
合规和长期可持续性。Marc 的职
业生涯以法律为基础，此前曾在一
家大型离岸律师事务所担任法律顾
问（法律顾问），并积极担任该公
司全球 Web3 业务的核心设计
师。作为该领域的权威，它受到主
要法律目录的高度重视。凭借如此
扎实的法律界背景和多年的一线咨
询经验，Marc拥有罕见的监管策
略师和董事会级州长的双重职位。
Marc的专业知识也得到了他对行
业知识基础的重大贡献的支持。除
了为英格兰和威尔士律师协会（英
格兰和威尔士律师协会）（2020-
2023）共同创立了 “区块链法律事
务/监管指南”（2020-2023）外，
他还为英属维尔京群岛 “信托和基
Anand Iyer
Anand Iyer是总部位于旧金山的早
期投资基金Canonical的管理合伙
人，专注于投资人工智能、机器人
和加密资产等前沿技术。艾尔是一
位在硅谷拥有多年经验的资深人
士。他的职业生涯始于 2005 年在
微软担任产品经理，然后创立了
Trusted。该公司于2018年被上
市公司Care收购。之后，他们加
入了光速，并作为风险合伙人参与
了Phantom、Alchemy、
Arbitrum和Mysten等区块链相关
公司。作为教育背景，他获得了普
渡大学的计算机工程学位。
Dr. Joe Hüg
他是一位从业者、研究员和教育
家，活跃于日本传统企业文化与
Web3 和 AI 等尖端技术交汇的领
域。在信息管理创新专业大学
（IU）担任创业实践教授期间，作
为TEDxInnovationU的首席组织
者和被许可人，她还促进跨代和跨
领域的知识共享。通过为三菱和富
士通等跨国公司提供咨询经验，积
累有关企业创新和数字化转型
（DX）的实用知识。从中小型企
业到大型企业，我们提供了支持，
在利用我们的文化优势的同时，战
略性地引入新技术。此外，通过在
创始人研究所和Techstars等国际
加速器的指导经验，他还在连接日
Navjit Dhaliwal
纳维特·达里瓦尔博士是Iagon的创
始人兼首席执行官，领导着去中心
化云服务行业。达里瓦尔博士拥有
创立和经营多家成功公司的经验，
例如Mjösa Tannklinikk、Arbo
Lab AS和CanPol AS，是一位久
经考验的连续创业者。我曾就读于
波兹南医科大学和麦克马斯特大
学，并获得了牙科博士（博士学
位）和医学学士学位。
Jason Sheman
杰森·谢曼（杰森·谢曼）是**比特
币的首席运营官（COO），**负
责监督代表加密资产行业的消费平
台的整体全球运营。他在公司工作
了8年以上，支持亚洲、中东、欧
洲和美国等地区的业务扩张，并在
Bitcoin.com的国际增长中发挥了
重要作用。杰森曾参与总部设在东
京的Bitcoin.com成立之初，他顺
应了公司的发展，领导了向目前全
孙 康勇
孙康勇博士（孙康永）是一桥大学
工商管理研究生院（一桥大学商学
院，ICS）的副教授，该学院是日
本领先的全球管理教育机构之一。
**明尼苏达大学卡尔森管理学院战
略管理（战略管理）博士（博士）
检索到**。研究和教育领域侧重于
hajimex
一位策略师/品牌经理，以 Web3
和生成式 AI 带来的 “重新设计信
任、价值和智能” 为主题，探索技
术与社会结构的交汇点。作为涩谷
Raul Velazquez
他拥有计算机工程师背景，并且是
ArtGoldenGai
Website X.com Instagram
Art Golden Gai（Art Golden Gai）是一项沉浸式艺术活动，于2025年1月9日至28日在10层高的
“Saison Daikanyama” 大楼举行，该建筑计划在东京涩谷区拆除。在这个独特的展览中，整座建筑
被改造成了一个充满活力的艺术空间，50个房间均由不同的艺术家单独设计，展示了不同的艺术表现
形式。前两层设有一个 NFT 画廊和一个身临其境的视听艺术展览。公共区域由好莱坞风景画家阿曼
达·哈格创作，他以《小丑》和《西区故事》等电影而闻名。该活动由日本第一个实体NFT画廊NOX
画廊和世界上第一个NFT画廊SUPERCHIEF画廊共同主办，旨在庆祝东京市中心的数字创新和文化遗
产。
4,668 日元起购买
MARCH 17, 2026
国际会议 TeamZ 峰会 2026 议程已发
布，将日本文化与 Web3 和人工智能
融为一体
「Tradition Meets Tomorrow」— 日本文化と
最先端テクノロジーが融合する2日間。日本
最大級のWeb3・AIカンファレンス 「TEAMZ
Summit 2026」 が、2026年4月7日・8日に
東京・八芳園にて開催されます。今年のテー
る、特別な2日間となります。このたび、公
式アジェンダが公開されました。（※登壇者
のスケジュール等の都合により、開催までに
内容が変更となる可能性があります。）
JANUARY 26, 2026
TEAMZ SUMMIT. Pre Event No4
TEAMZ 峰会会前活动是一项旨在开发 Web3
和人工智能生态系统的举措。由于超过90％的
交易和新的合作伙伴关系是面对面形成的，因
此TEAMZ将在本次活动之前举行一次数量有
限的交流会议，以在轻松的氛围中促进高质量
的交流。
JANUARY 23, 2026
カルダノ最大級プロジェクト・
IAGON：RoyaltyNodeローンチイ
ベント - 東京
【ネットワーキング・ディナーあり / 参加費
無料】カルダノ最大級プロジェクト・
IAGON：RoyaltyNodeローンチイベント - 東
京
JANUARY 23, 2026
カルダノ最大級プロジェクト・
IAGON：RoyaltyNodeローンチイ
ベント - 大阪
​カルダノ最大級プロジェクト・IAGON：
RoyaltyNodeローンチイベント - 大阪
JANUARY 22, 2026
是其中之一。“一张门票可以参加多个
活动”
在即将在东京举行的Web3和人工智能主要活
动 “TEAMZ SUMMIT” 中，您只需一张门票即
可参加以下所有活动。
JANUARY 22, 2026
2026 年 TEAMZ 峰会与 WaytoAGI 签
署合作协议
4月8日，由WaytoAGI主办的人工智能会议将
在八宝园举行。TEAMZ 峰会门票持有人可以
免费参加